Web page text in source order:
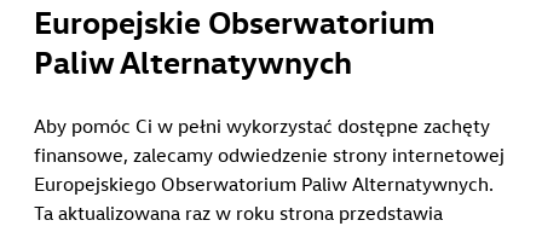
Europejskie Obserwatorium
Paliw Alternatywnych
Aby pomóc Ci w pełni wykorzystać dostępne zachęty
finansowe, zalecamy odwiedzenie strony internetowej
Europejskiego Obserwatorium Paliw Alternatywnych.
Ta aktualizowana raz w roku strona przedstawia